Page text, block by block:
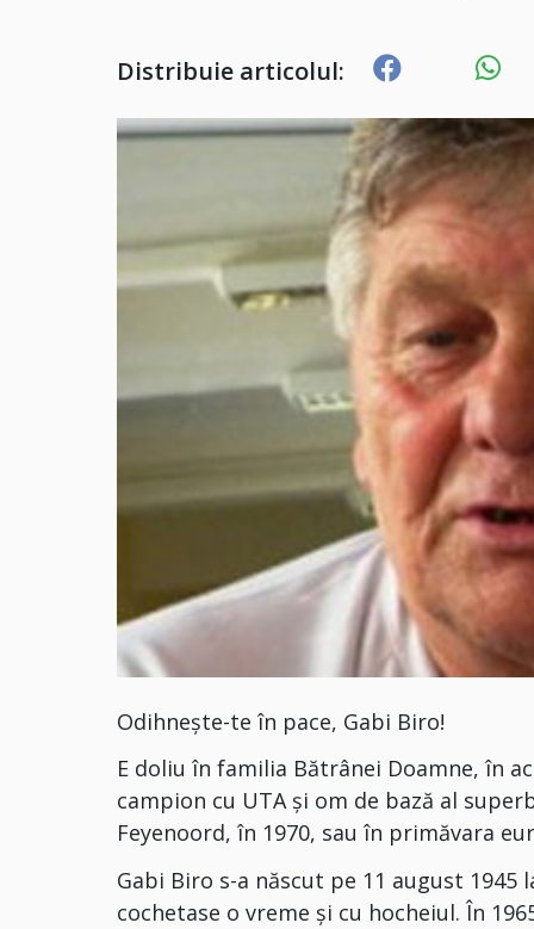
Distribuie articolul:
Odihnește-te în pace, Gabi Biro!
E doliu în familia Bătrânei Doamne, în
campion cu UTA și om de bază al
Feyenoord, în 1970, sau în primăvara
Gabi Biro s-a născut pe 11 august
cochetase o vreme și cu hocheiul. În